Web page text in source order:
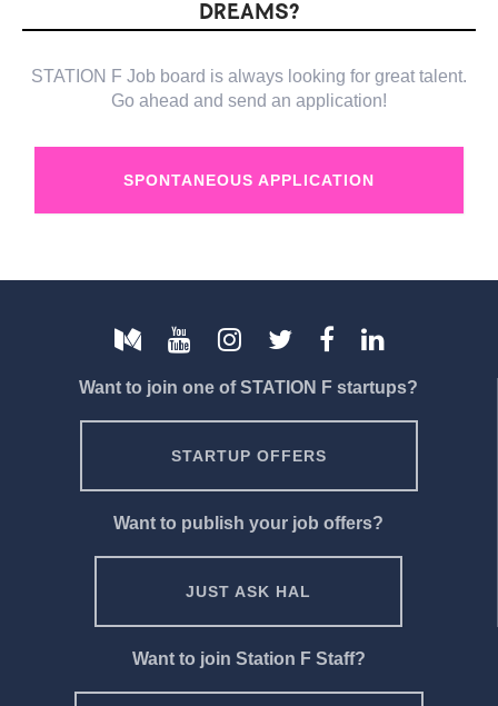
DREAMS?
STATION F Job board is always looking for great talent.
Go ahead and send an application!
SPONTANEOUS APPLICATION
Want to join one of STATION F startups?
STARTUP OFFERS
Want to publish your job offers?
JUST ASK HAL
Want to join Station F Staff?